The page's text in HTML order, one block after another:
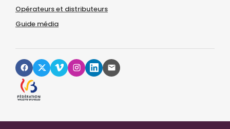
Opérateurs et distributeurs
Guide média